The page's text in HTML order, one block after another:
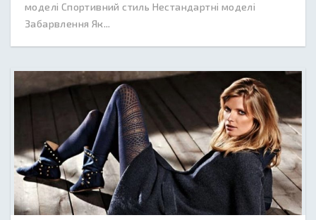
моделі Спортивний стиль Нестандартні моделі
Забарвлення Як...